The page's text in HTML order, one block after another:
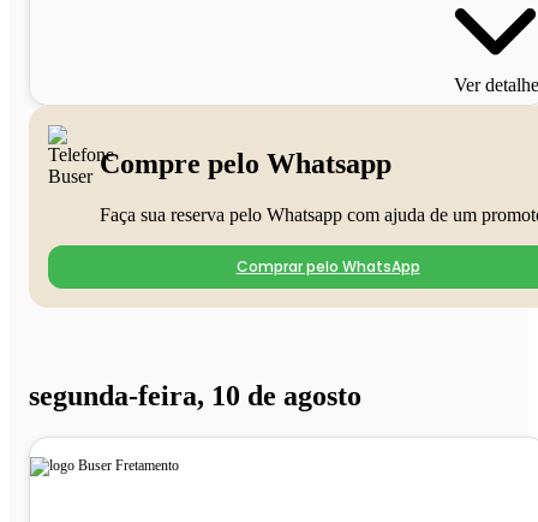
Ver
Compre pelo Whatsapp
Faça sua reserva pelo Whatsapp com ajuda de um
Comprar pelo WhatsApp
segunda-feira, 10 de agosto